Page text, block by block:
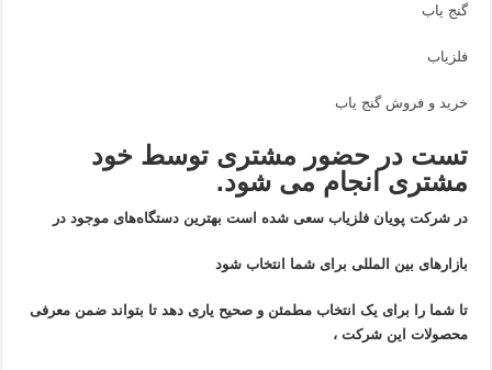
گنج یاب
فلزیاب
خرید و فروش گنج یاب
تست در حضور مشتری توسط خود
مشتری انجام می شود.
در شرکت پویان فلزیاب سعی شده است بهترین دستگاه‌های موجود در
بازار‌های بین المللی برای شما انتخاب شود
تا شما را برای یک انتخاب مطمئن و صحیح یاری دهد تا بتواند ضمن معرفی
محصولات این شرکت ،